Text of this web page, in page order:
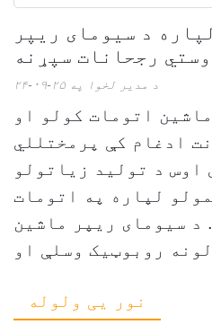
کال لپاره د سیومای ریپر
رجحانات سپړنه
د مدیر لخوا په ۲۵-۰۹-۲۴
اتومات کولو او
ادغام کې پرمختللي
اوس د تولید زیاتولو
لپاره په اتومات
د سیومای ریپر ماشین
روبوټیک وسلې او
اداره کوي. د مصنوعي
نور یی ولوله